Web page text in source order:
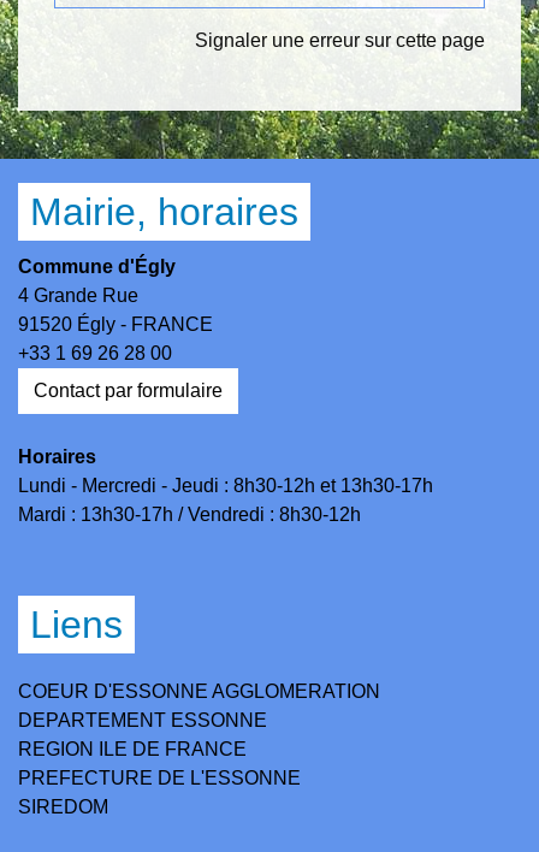
Signaler une erreur sur cette page
Mairie, horaires
Commune d'Égly
4 Grande Rue
91520 Égly - FRANCE
+33 1 69 26 28 00
Contact par formulaire
Horaires
Lundi - Mercredi - Jeudi : 8h30-12h et 13h30-17h
Mardi : 13h30-17h / Vendredi : 8h30-12h
Liens
COEUR D'ESSONNE AGGLOMERATION
DEPARTEMENT ESSONNE
REGION ILE DE FRANCE
PREFECTURE DE L'ESSONNE
SIREDOM